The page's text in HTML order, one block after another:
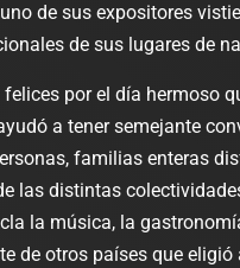
de sus expositores
de sus lugares de
por el día hermoso
a tener semejante
familias enteras
las distintas
la música, la
de otros países que eligió